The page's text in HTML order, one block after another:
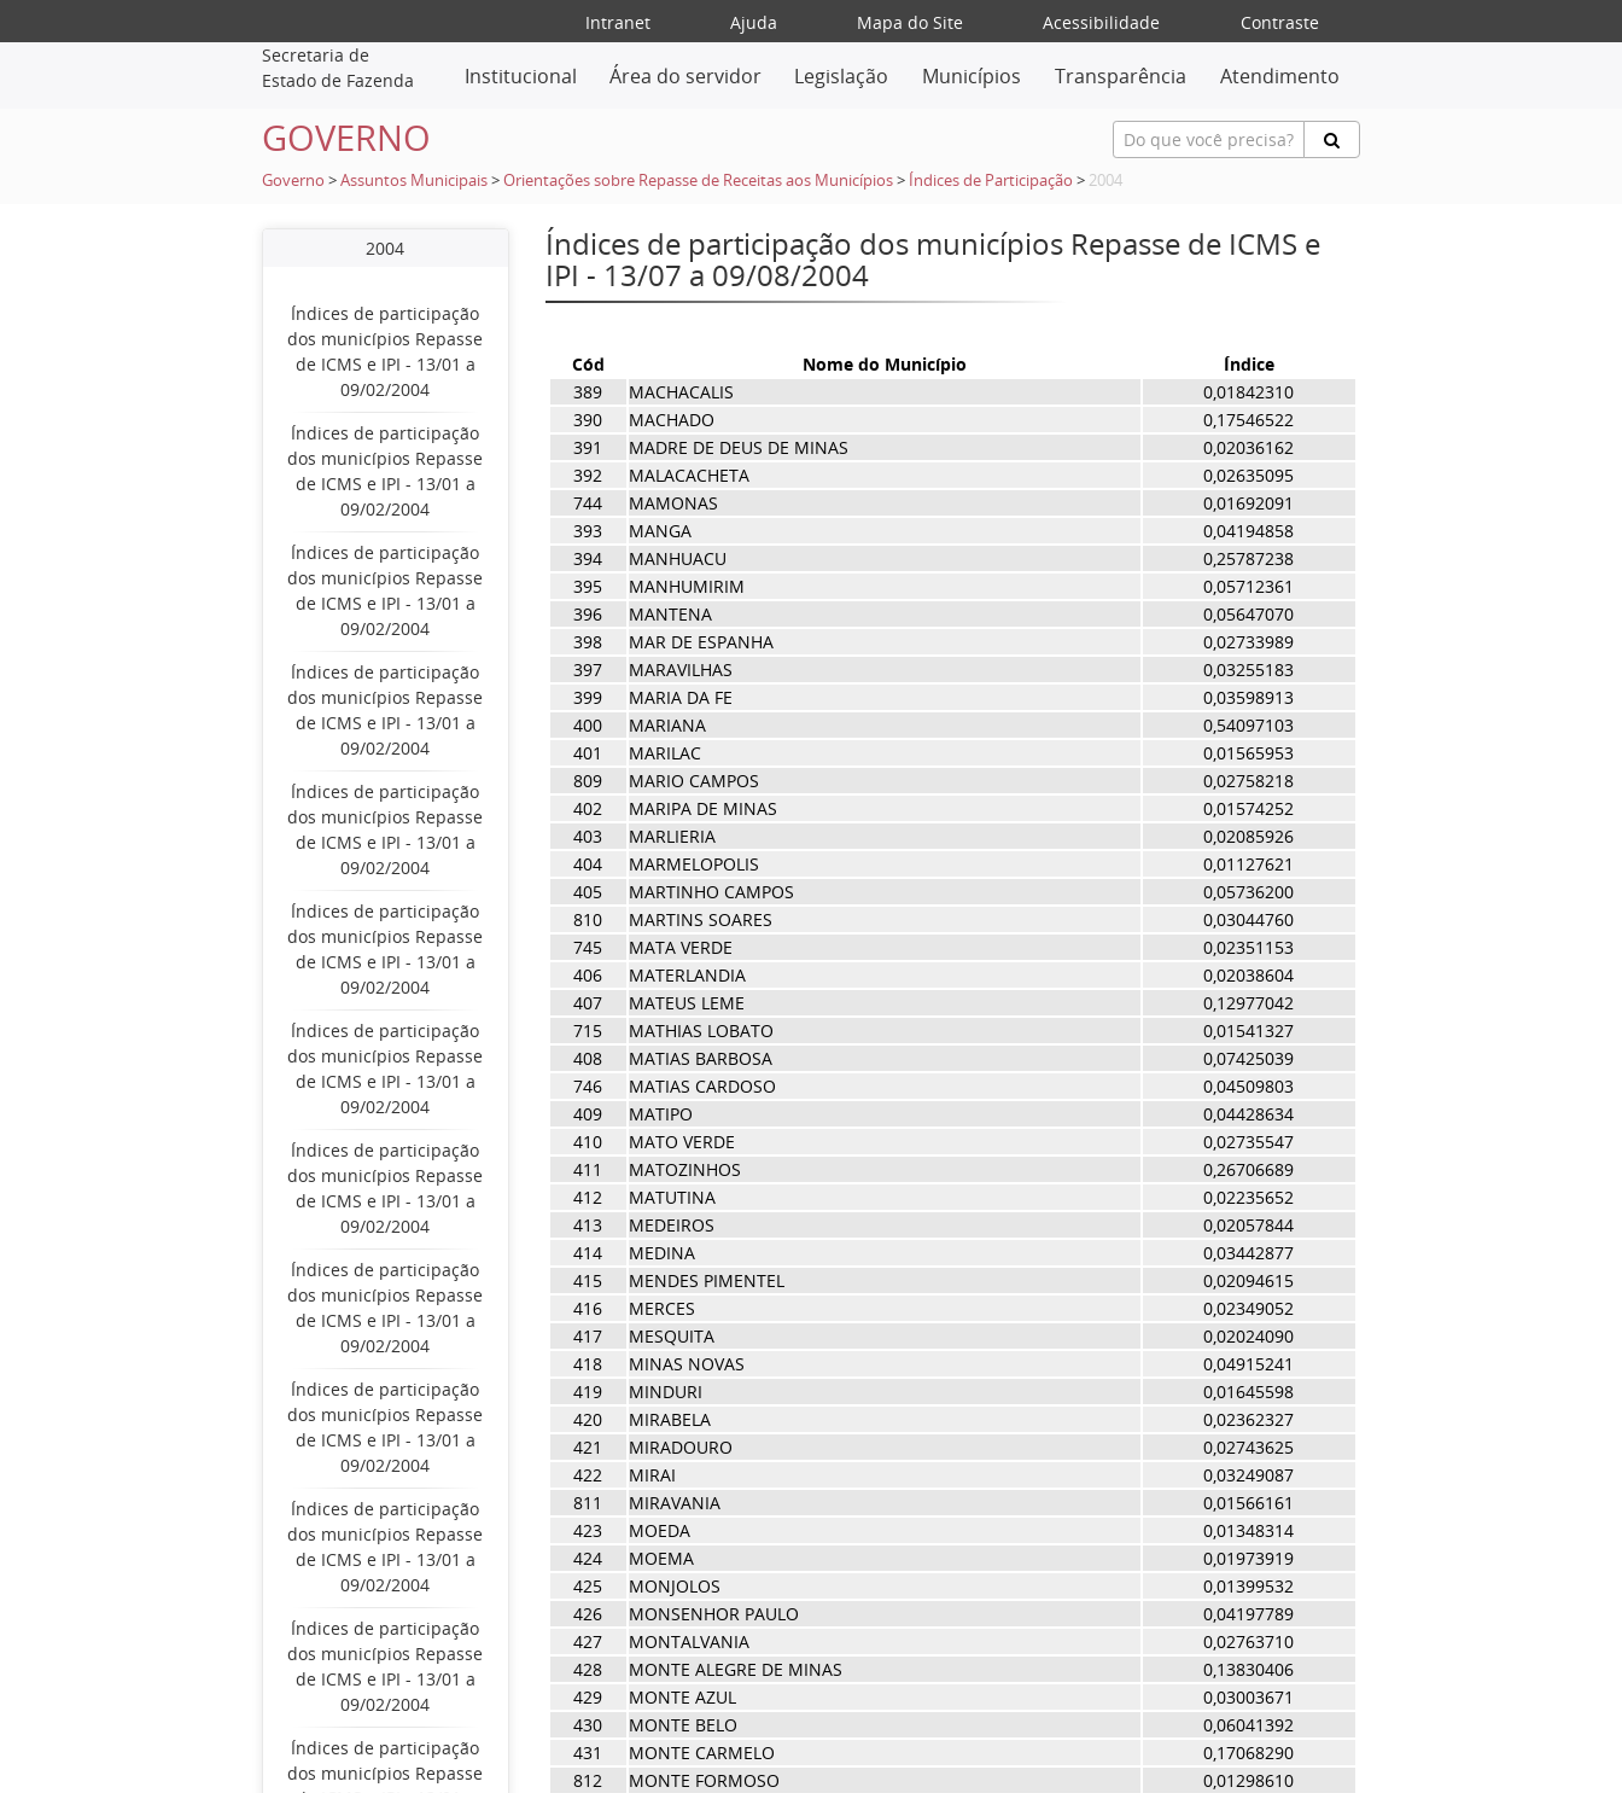
Intranet Ajuda Mapa do Site Acessibilidade
Contraste
Secretaria de
Estado de Fazenda
Institucional Área do servidor Legislação Municípios Transparência Atendimento
GOVERNO
Governo >Assuntos Municipais >Orientações sobre Repasse de Receitas aos Municípios > Índices de Participação > 2004
2004
Índices de participação
dos municípios Repasse
de ICMS e IPI - 13/01 a
09/02/2004
Índices de participação
dos municípios Repasse
de ICMS e IPI - 13/01 a
09/02/2004
Índices de participação
dos municípios Repasse
de ICMS e IPI - 13/01 a
09/02/2004
Índices de participação
dos municípios Repasse
de ICMS e IPI - 13/01 a
09/02/2004
Índices de participação
dos municípios Repasse
de ICMS e IPI - 13/01 a
09/02/2004
Índices de participação
dos municípios Repasse
de ICMS e IPI - 13/01 a
09/02/2004
Índices de participação
dos municípios Repasse
de ICMS e IPI - 13/01 a
09/02/2004
Índices de participação
dos municípios Repasse
de ICMS e IPI - 13/01 a
09/02/2004
Índices de participação
dos municípios Repasse
de ICMS e IPI - 13/01 a
09/02/2004
Índices de participação
dos municípios Repasse
de ICMS e IPI - 13/01 a
09/02/2004
Índices de participação
dos municípios Repasse
de ICMS e IPI - 13/01 a
09/02/2004
Índices de participação
dos municípios Repasse
de ICMS e IPI - 13/01 a
09/02/2004
Índices de participação
dos municípios Repasse
Índices de participação dos municípios Repasse de ICMS e
IPI - 13/07 a 09/08/2004
Cód Nome do Município
Índice
389
MACHACALIS
0,01842310
390
MACHADO
0,17546522
391
MADRE DE DEUS DE MINAS
0,02036162
392
MALACACHETA
0,02635095
744
MAMONAS
0,01692091
393
MANGA
0,04194858
394
MANHUACU
0,25787238
395
MANHUMIRIM
0,05712361
396
MANTENA
0,05647070
398
MAR DE ESPANHA
0,02733989
397
MARAVILHAS
0,03255183
399
MARIA DA FE
0,03598913
400
MARIANA
0,54097103
401
MARILAC
0,01565953
809
MARIO CAMPOS
0,02758218
402
MARIPA DE MINAS
0,01574252
403
MARLIERIA
0,02085926
404
MARMELOPOLIS
0,01127621
405
MARTINHO CAMPOS
0,05736200
810
MARTINS SOARES
0,03044760
745
MATA VERDE
0,02351153
406
MATERLANDIA
0,02038604
407
MATEUS LEME
0,12977042
715
MATHIAS LOBATO
0,01541327
408
MATIAS BARBOSA
0,07425039
746
MATIAS CARDOSO
0,04509803
409
MATIPO
0,04428634
410
MATO VERDE
0,02735547
411
MATOZINHOS
0,26706689
412
MATUTINA
0,02235652
413
MEDEIROS
0,02057844
414
MEDINA
0,03442877
415
MENDES PIMENTEL
0,02094615
416
MERCES
0,02349052
417
MESQUITA
0,02024090
418
MINAS NOVAS
0,04915241
419
MINDURI
0,01645598
420
MIRABELA
0,02362327
421
MIRADOURO
0,02743625
422
MIRAI
0,03249087
811
MIRAVANIA
0,01566161
423
MOEDA
0,01348314
424
MOEMA
0,01973919
425
MONJOLOS
0,01399532
426
MONSENHOR PAULO
0,04197789
427
MONTALVANIA
0,02763710
428
MONTE ALEGRE DE MINAS
0,13830406
429
MONTE AZUL
0,03003671
430
MONTE BELO
0,06041392
431
MONTE CARMELO
0,17068290
812
MONTE FORMOSO
0,01298610